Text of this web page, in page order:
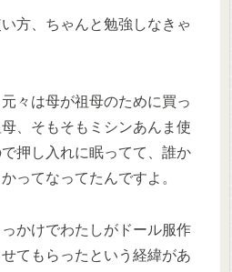
方、ちゃんと勉強しなきゃ
々は母が祖母のために買っ
、そもそもミシンあんま使
押し入れに眠ってて、誰か
ってなってたんですよ。
かけでわたしがドール服作
てもらったという経緯があ